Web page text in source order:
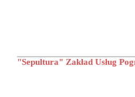
"Sepultura" Zakład Usług